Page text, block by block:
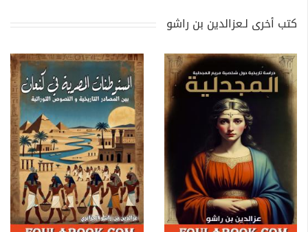
كتب أخرى لـعزالدين بن راشو